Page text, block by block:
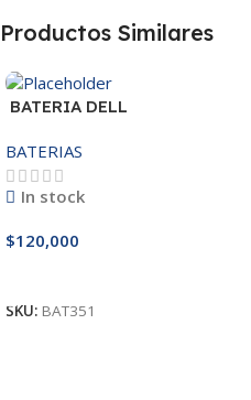
Productos Similares
BATERIA DELL
3521/5421/3425 14.8V
BATERIAS
In stock
$120,000
SKU: BAT351